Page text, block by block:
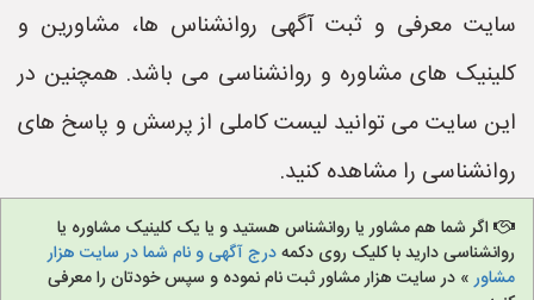
سایت معرفی و ثبت آگهی روانشناس ها، مشاورین و
کلینیک های مشاوره و روانشناسی می باشد. همچنین در
این سایت می توانید لیست کاملی از پرسش و پاسخ های
روانشناسی را مشاهده کنید.
اگر شما هم مشاور یا روانشناس هستید و یا یک کلینیک مشاوره یا
روانشناسی دارید با کلیک روی دکمهدرج آگهی و نام شما در سایت هزار
مشاور» در سایت هزار مشاور ثبت نام نموده و سپس خودتان را معرفی